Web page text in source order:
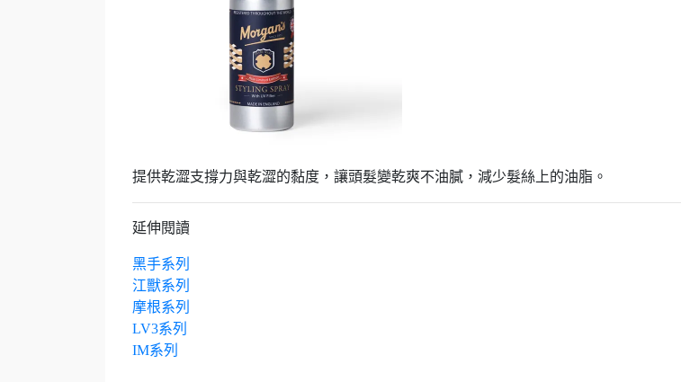
提供乾澀支撐力與乾澀的黏度，讓頭髮變乾爽不油膩，減少髮絲上的油脂。
延伸閱讀
黑手系列
江獸系列
摩根系列
LV3系列
IM系列